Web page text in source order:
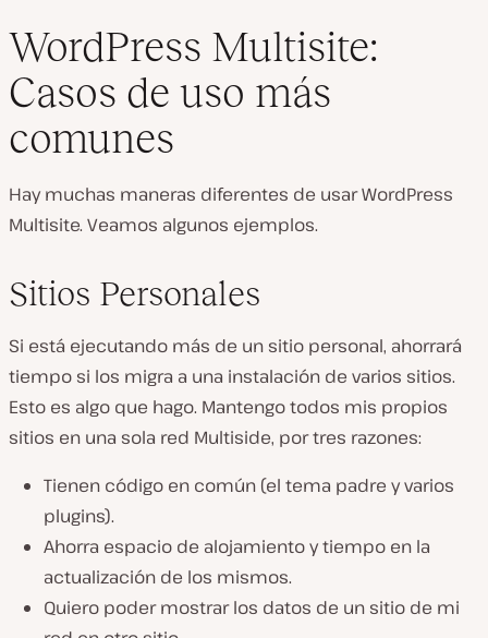
WordPress Multisite:
Casos de uso más
comunes
Hay muchas maneras diferentes de usar WordPress
Multisite. Veamos algunos ejemplos.
Sitios Personales
Si está ejecutando más de un sitio personal, ahorrará
tiempo si los migra a una instalación de varios sitios.
Esto es algo que hago. Mantengo todos mis propios
sitios en una sola red Multiside, por tres razones:
Tienen código en común (el tema padre y varios
plugins).
Ahorra espacio de alojamiento y tiempo en la
actualización de los mismos.
Quiero poder mostrar los datos de un sitio de mi